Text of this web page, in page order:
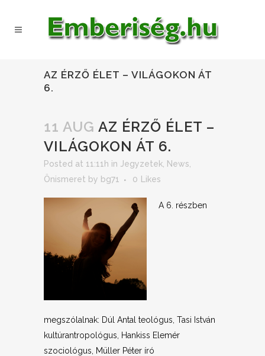
AZ ÉRZŐ ÉLET – VILÁGOKON ÁT
6.
11 AUG AZ ÉRZŐ ÉLET –
VILÁGOKON ÁT 6.
Posted at 11:11h in Jegyzetek News
Önismeret by bg71 0 Likes
A 6. részben
megszólalnak: Dúl Antal teológus, Tasi István
kultúrantropológus, Hankiss Elemér
szociológus, Müller Péter író